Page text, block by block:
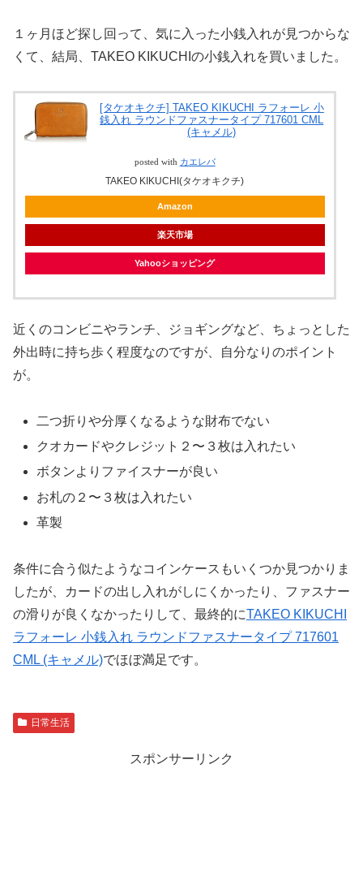
１ヶ月ほど探し回って、気に入った小銭入れが見つからな
くて、結局、TAKEO KIKUCHIの小銭入れを買いました。
[タケオキクチ] TAKEO KIKUCHI ラフォーレ 小
銭入れ ラウンドファスナータイプ 717601 CML
(キャメル)
posted with カエレバ
TAKEO KIKUCHI(タケオキクチ)
Amazon
楽天市場
Yahooショッピング
近くのコンビニやランチ、ジョギングなど、ちょっとした
外出時に持ち歩く程度なのですが、自分なりのポイント
が。
二つ折りや分厚くなるような財布でない
クオカードやクレジット２〜３枚は入れたい
ボタンよりファイスナーが良い
お札の２〜３枚は入れたい
革製
条件に合う似たようなコインケースもいくつか見つかりま
したが、カードの出し入れがしにくかったり、ファスナー
の滑りが良くなかったりして、最終的にTAKEO KIKUCHI
ラフォーレ 小銭入れ ラウンドファスナータイプ 717601
CML (キャメル)でほぼ満足です。
日常生活
スポンサーリンク